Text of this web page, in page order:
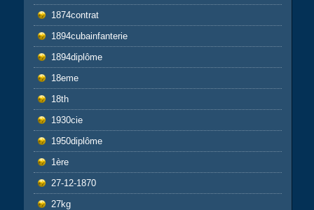
1874contrat
1894cubainfanterie
1894diplôme
18eme
18th
1930cie
1950diplôme
1ère
27-12-1870
27kg